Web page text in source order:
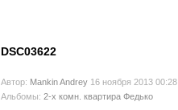
DSC03622
Автор: Mankin Andrey 16 ноября 2013 00:28
Альбомы: 2-х комн. квартира Федько